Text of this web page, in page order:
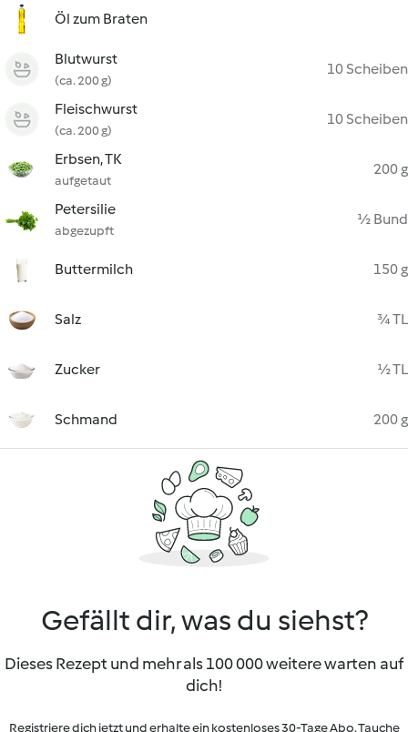
Öl zum Braten
Blutwurst
(ca. 200 g)
10 Scheiben
Fleischwurst
(ca. 200 g)
10 Scheiben
Erbsen, TK
aufgetaut
200 g
Petersilie
abgezupft
½ Bund
Buttermilch 150 g
Salz ¾ TL
Zucker ½ TL
Schmand 200 g
Gefällt dir, was du siehst?
Dieses Rezept und mehr als 100 000 weitere warten auf
dich!
Registriere dich jetzt und erhalte ein kostenloses 30-Tage Abo. Tauche